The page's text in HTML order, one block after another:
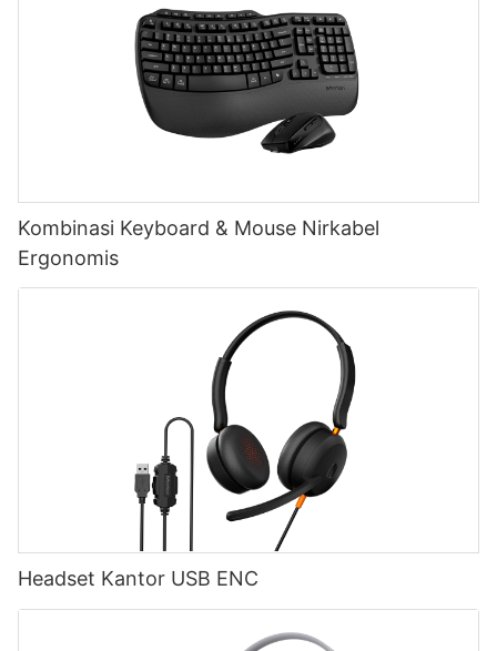
Kombinasi Keyboard & Mouse Nirkabel
Ergonomis
Headset Kantor USB ENC